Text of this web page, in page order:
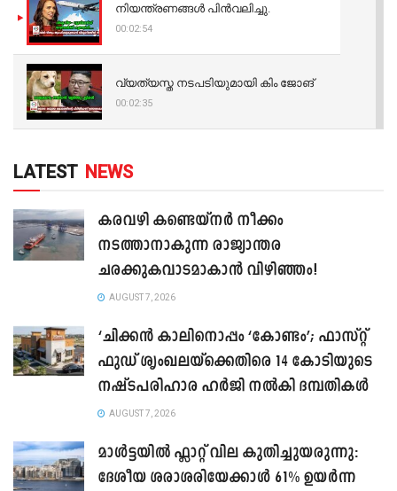
നിയന്ത്രണങ്ങള്‍ പിന്‍വലിച്ചു.
00:02:54
വ്യത്യസ്ത നടപടിയുമായി കിം ജോങ്
00:02:35
LATEST NEWS
കരവഴി കണ്ടെയ്നർ നീക്കം
നടത്താനാകുന്ന രാജ്യാന്തര
ചരക്കുകവാടമാകാൻ വിഴിഞ്ഞം!
AUGUST 7, 2026
‘ചിക്കൻ കാലിനൊപ്പം ‘കോണ്ടം’; ഫാസ്റ്റ്
ഫുഡ് ശൃംഖലയ്ക്കെതിരെ 14 കോടിയുടെ
നഷ്ടപരിഹാര ഹർജി നൽകി ദമ്പതികൾ
AUGUST 7, 2026
മാൾട്ടയിൽ ഫ്ലാറ്റ് വില കുതിച്ചുയരുന്നു:
ദേശീയ ശരാശരിയേക്കാൾ 61% ഉയർന്ന